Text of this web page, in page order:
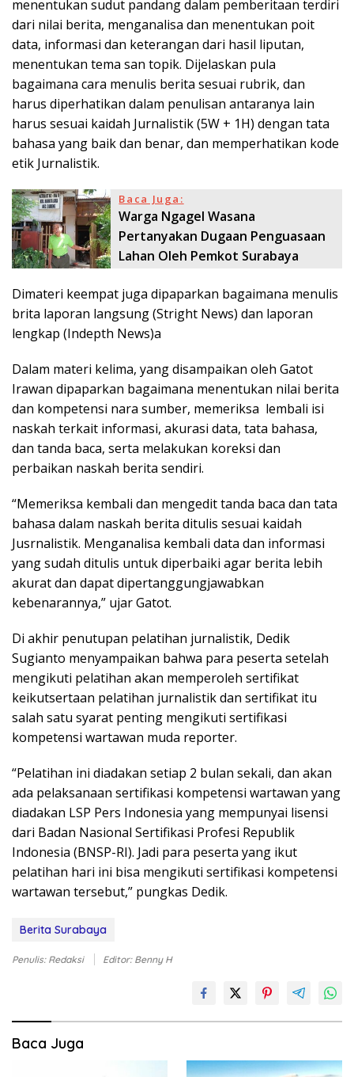
menentukan sudut pandang dalam pemberitaan terdiri
dari nilai berita, menganalisa dan menentukan poit
data, informasi dan keterangan dari hasil liputan,
menentukan tema san topik. Dijelaskan pula
bagaimana cara menulis berita sesuai rubrik, dan
harus diperhatikan dalam penulisan antaranya lain
harus sesuai kaidah Jurnalistik (5W + 1H) dengan tata
bahasa yang baik dan benar, dan memperhatikan kode
etik Jurnalistik.
Baca Juga:
Warga Ngagel Wasana
Pertanyakan Dugaan Penguasaan
Lahan Oleh Pemkot Surabaya
Dimateri keempat juga dipaparkan bagaimana menulis
brita laporan langsung (Stright News) dan laporan
lengkap (Indepth News)a
Dalam materi kelima, yang disampaikan oleh Gatot
Irawan dipaparkan bagaimana menentukan nilai berita
dan kompetensi nara sumber, memeriksa lembali isi
naskah terkait informasi, akurasi data, tata bahasa,
dan tanda baca, serta melakukan koreksi dan
perbaikan naskah berita sendiri.
“Memeriksa kembali dan mengedit tanda baca dan tata
bahasa dalam naskah berita ditulis sesuai kaidah
Jusrnalistik. Menganalisa kembali data dan informasi
yang sudah ditulis untuk diperbaiki agar berita lebih
akurat dan dapat dipertanggungjawabkan
kebenarannya,” ujar Gatot.
Di akhir penutupan pelatihan jurnalistik, Dedik
Sugianto menyampaikan bahwa para peserta setelah
mengikuti pelatihan akan memperoleh sertifikat
keikutsertaan pelatihan jurnalistik dan sertifikat itu
salah satu syarat penting mengikuti sertifikasi
kompetensi wartawan muda reporter.
“Pelatihan ini diadakan setiap 2 bulan sekali, dan akan
ada pelaksanaan sertifikasi kompetensi wartawan yang
diadakan LSP Pers Indonesia yang mempunyai lisensi
dari Badan Nasional Sertifikasi Profesi Republik
Indonesia (BNSP-RI). Jadi para peserta yang ikut
pelatihan hari ini bisa mengikuti sertifikasi kompetensi
wartawan tersebut,” pungkas Dedik.
Berita Surabaya
Penulis: Redaksi Editor: Benny H
Baca Juga